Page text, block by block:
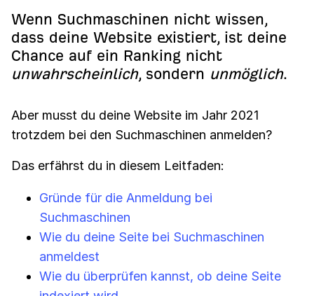
Wenn Suchmaschinen nicht wissen,
dass deine Website existiert, ist deine
Chance auf ein Ranking nicht
unwahrscheinlich, sondern unmöglich.
Aber musst du deine Website im Jahr 2021
trotzdem bei den Suchmaschinen anmelden?
Das erfährst du in diesem Leitfaden:
Gründe für die Anmeldung bei
Suchmaschinen
Wie du deine Seite bei Suchmaschinen
anmeldest
Wie du überprüfen kannst, ob deine Seite